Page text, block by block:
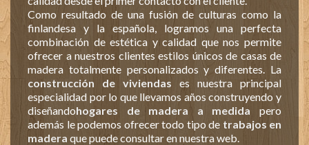
Como resultado de una fusión de culturas como la
finlandesa y la española, logramos una perfecta
combinación de estética y calidad que nos permite
ofrecer a nuestros clientes estilos únicos de casas de
madera totalmente personalizados y diferentes. La
construcción de viviendas es nuestra principal
especialidad por lo que llevamos años construyendo y
diseñandohogares de madera a medida pero
además le podemos ofrecer todo tipo de trabajos en
madera que puede consultar en nuestra web.